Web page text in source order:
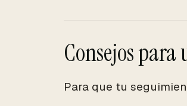
Consejos
Para que tu